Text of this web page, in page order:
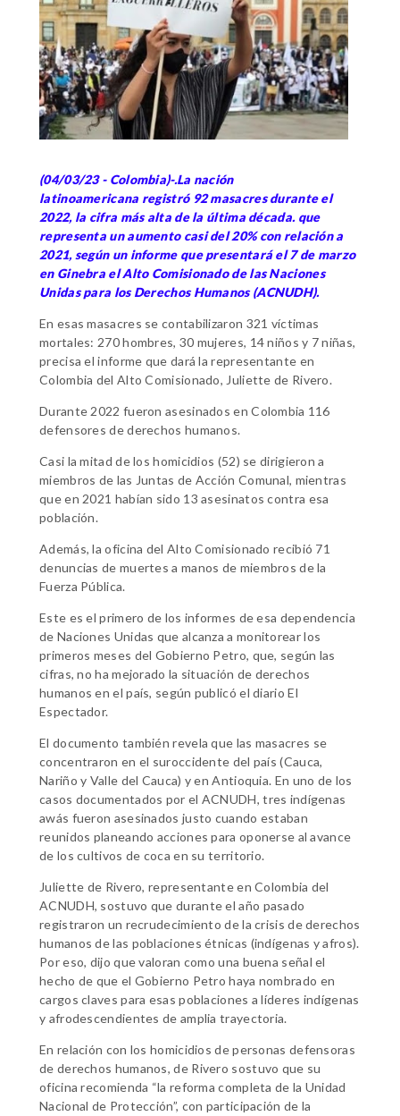
(04/03/23 - Colombia)-.La nación
latinoamericana registró 92 masacres durante el
2022, la cifra más alta de la última década. que
representa un aumento casi del 20% con relación a
2021, según un informe que presentará el 7 de marzo
en Ginebra el Alto Comisionado de las Naciones
Unidas para los Derechos Humanos (ACNUDH).
En esas masacres se contabilizaron 321 víctimas
mortales: 270 hombres, 30 mujeres, 14 niños y 7 niñas,
precisa el informe que dará la representante en
Colombia del Alto Comisionado, Juliette de Rivero.
Durante 2022 fueron asesinados en Colombia 116
defensores de derechos humanos.
Casi la mitad de los homicidios (52) se dirigieron a
miembros de las Juntas de Acción Comunal, mientras
que en 2021 habían sido 13 asesinatos contra esa
población.
Además, la oficina del Alto Comisionado recibió 71
denuncias de muertes a manos de miembros de la
Fuerza Pública.
Este es el primero de los informes de esa dependencia
de Naciones Unidas que alcanza a monitorear los
primeros meses del Gobierno Petro, que, según las
cifras, no ha mejorado la situación de derechos
humanos en el país, según publicó el diario El
Espectador.
El documento también revela que las masacres se
concentraron en el suroccidente del país (Cauca,
Nariño y Valle del Cauca) y en Antioquia. En uno de los
casos documentados por el ACNUDH, tres indígenas
awás fueron asesinados justo cuando estaban
reunidos planeando acciones para oponerse al avance
de los cultivos de coca en su territorio.
Juliette de Rivero, representante en Colombia del
ACNUDH, sostuvo que durante el año pasado
registraron un recrudecimiento de la crisis de derechos
humanos de las poblaciones étnicas (indígenas y afros).
Por eso, dijo que valoran como una buena señal el
hecho de que el Gobierno Petro haya nombrado en
cargos claves para esas poblaciones a líderes indígenas
y afrodescendientes de amplia trayectoria.
En relación con los homicidios de personas defensoras
de derechos humanos, de Rivero sostuvo que su
oficina recomienda “la reforma completa de la Unidad
Nacional de Protección”, con participación de la